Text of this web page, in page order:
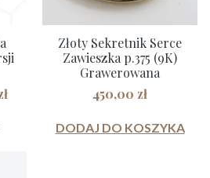
na
produktu
Złoty Sekretnik Serce
Zawieszka p.375 (9K)
Grawerowana
450,00 zł
DODAJ DO KOSZYKA